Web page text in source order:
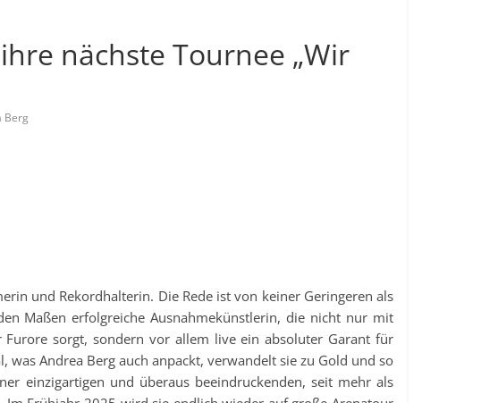
nächste Tournee „Wir
Berg
und Rekordhalterin. Die Rede ist von keiner Geringeren als
Maßen erfolgreiche Ausnahmekünstlerin, die nicht nur mit
sorgt, sondern vor allem live ein absoluter Garant für
was Andrea Berg auch anpackt, verwandelt sie zu Gold und so
einzigartigen und überaus beeindruckenden, seit mehr als